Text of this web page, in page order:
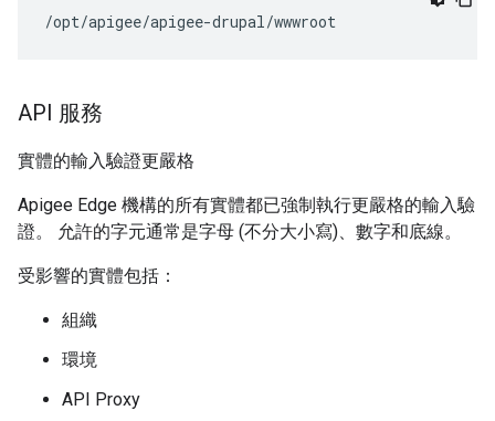
/opt/apigee/apigee-drupal/wwwroot
API 服務
實體的輸入驗證更嚴格
Apigee Edge 機構的所有實體都已強制執行更嚴格的輸入驗
證。 允許的字元通常是字母 (不分大小寫)、數字和底線。
受影響的實體包括：
組織
環境
API Proxy